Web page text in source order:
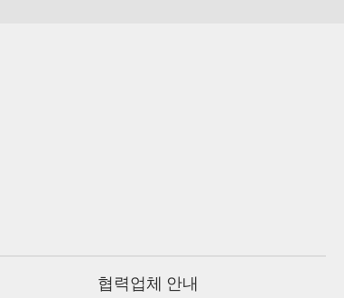
협력업체 안내